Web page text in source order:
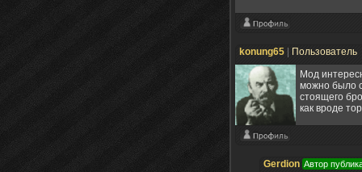
konung65 Пользователь
Мод
можно было
стоящего
как вроде
Gerdion Автор